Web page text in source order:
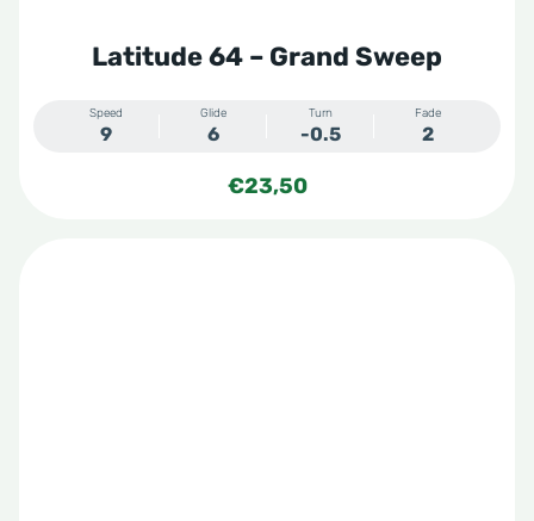
Latitude 64 – Grand Sweep
Speed
9
Glide
6
Turn
-0.5
Fade
2
€23,50